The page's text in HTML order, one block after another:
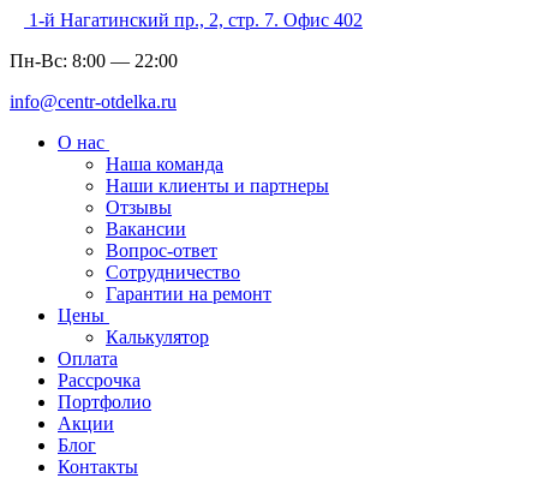
1-й Нагатинский пр., 2, стр. 7. Офис 402
Пн-Вс: 8:00 — 22:00
info@centr-otdelka.ru
О нас
Наша команда
Наши клиенты и партнеры
Отзывы
Вакансии
Вопрос-ответ
Сотрудничество
Гарантии на ремонт
Цены
Калькулятор
Оплата
Рассрочка
Портфолио
Акции
Блог
Контакты